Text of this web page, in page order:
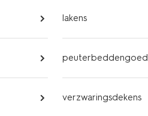
lakens
peuterbeddengoed
verzwaringsdekens